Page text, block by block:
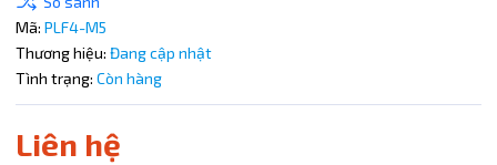
Mã: PLF4-M5
Thương hiệu: Đang cập nhật
Tình trạng: Còn hàng
Liên hệ
Copy mã và nhập mã ở trang